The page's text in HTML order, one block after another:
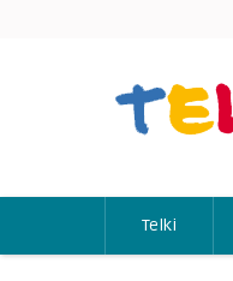
Telki